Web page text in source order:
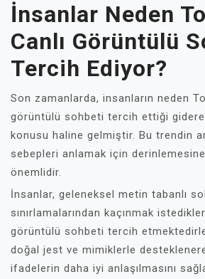
İnsanlar Neden
Canlı Görüntülü
Tercih Ediyor?
Son zamanlarda, insanların neden
görüntülü sohbeti tercih ettiği
konusu haline gelmiştir. Bu trendin
sebepleri anlamak için
önemlidir.
İnsanlar, geleneksel metin tabanlı
sınırlamalarından kaçınmak
görüntülü sohbeti tercih
doğal jest ve mimiklerle
ifadelerin daha iyi anlaşılmasını